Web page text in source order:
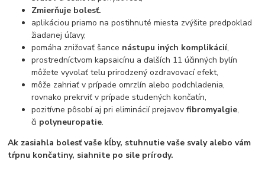
Zmierňuje bolesť.
aplikáciou priamo na postihnuté miesta zvýšite predpoklad
žiadanej úľavy,
pomáha znižovať šance nástupu iných komplikácií,
prostredníctvom kapsaicínu a ďalších 11 účinných bylín
môžete vyvolať telu prirodzený ozdravovací efekt,
môže zahriať v prípade omrzlín alebo podchladenia,
rovnako prekrviť v prípade studených končatín,
pozitívne pôsobí aj pri eliminácií prejavovfibromyalgie,
či polyneuropatie.
Ak zasiahla bolesť vaše kĺby, stuhnutie vaše svaly alebo vám
tŕpnu končatiny, siahnite po sile prírody.